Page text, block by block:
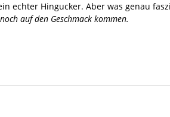
echter Hingucker. Aber was genau
auf den Geschmack kommen.